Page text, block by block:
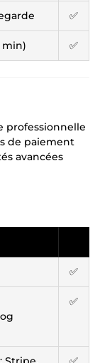
✅
min) ✅
professionnelle
de paiement
avancées
✅
✅